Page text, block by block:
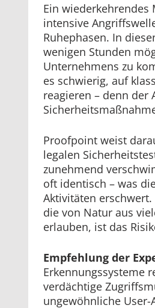
Ein wiederkehrendes
intensive
Ruhephasen. In
wenigen Stunden
Unternehmens zu
es schwierig, auf
reagieren – denn
Proofpoint weist
legalen
zunehmend
oft identisch – was
Aktivitäten
die von Natur aus
erlauben, ist das
Empfehlung der
Erkennungssysteme
verdächtige
ungewöhnliche User-